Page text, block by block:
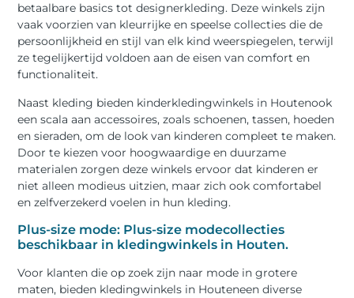
betaalbare basics tot designerkleding. Deze winkels zijn
vaak voorzien van kleurrijke en speelse collecties die de
persoonlijkheid en stijl van elk kind weerspiegelen, terwijl
ze tegelijkertijd voldoen aan de eisen van comfort en
functionaliteit.
Naast kleding bieden kinderkledingwinkels in Houtenook
een scala aan accessoires, zoals schoenen, tassen, hoeden
en sieraden, om de look van kinderen compleet te maken.
Door te kiezen voor hoogwaardige en duurzame
materialen zorgen deze winkels ervoor dat kinderen er
niet alleen modieus uitzien, maar zich ook comfortabel
en zelfverzekerd voelen in hun kleding.
Plus-size mode: Plus-size modecollecties
beschikbaar in kledingwinkels in Houten.
Voor klanten die op zoek zijn naar mode in grotere
maten, bieden kledingwinkels in Houteneen diverse